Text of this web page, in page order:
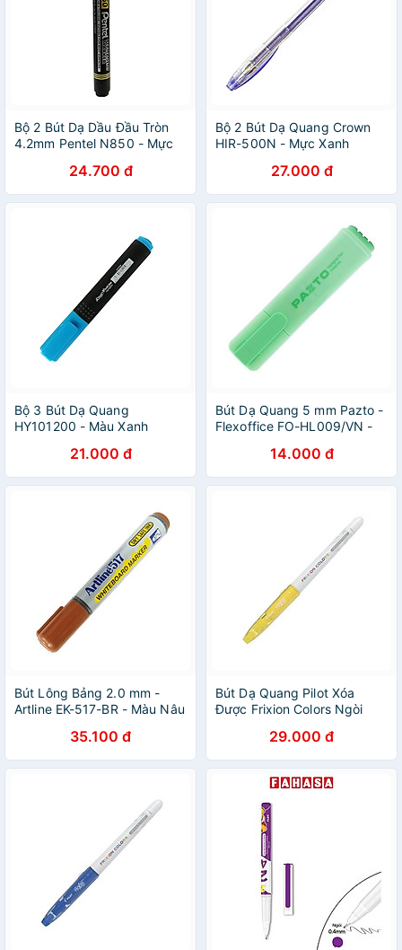
Bộ 2 Bút Dạ Dầu Đầu Tròn
4.2mm Pentel N850 - Mực
24.700 đ
Bộ 2 Bút Dạ Quang Crown
HIR-500N - Mực Xanh
27.000 đ
Bộ 3 Bút Dạ Quang
HY101200 - Màu Xanh
21.000 đ
Bút Dạ Quang 5 mm Pazto -
Flexoffice FO-HL009/VN -
14.000 đ
Bút Lông Bảng 2.0 mm -
Artline EK-517-BR - Màu Nâu
35.100 đ
Bút Dạ Quang Pilot Xóa
Được Frixion Colors Ngòi
29.000 đ